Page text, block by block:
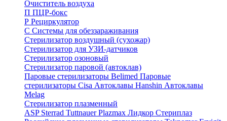
Очиститель воздуха
П ПЦР-бокс
Р Рециркулятор
С Системы для обеззараживания
Стерилизатор воздушный (сухожар)
Стерилизатор для УЗИ-датчиков
Стерилизатор озоновый
Стерилизатор паровой (автоклав)
Паровые стерилизаторы Belimed Паровые
стерилизаторы Cisa Автоклавы Hanshin Автоклавы
Melag
Стерилизатор плазменный
ASP Sterrad Tuttnauer Plazmax Лидкор Стериплаз